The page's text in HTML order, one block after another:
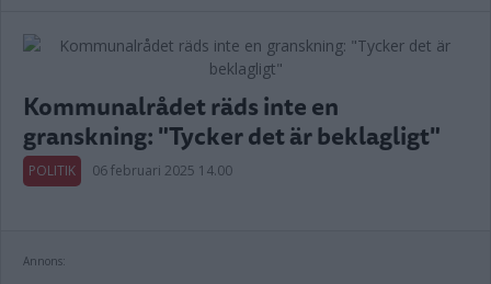
Kommunalrådet räds inte en
granskning: "Tycker det är beklagligt"
POLITIK 06 februari 2025 14.00
Annons: